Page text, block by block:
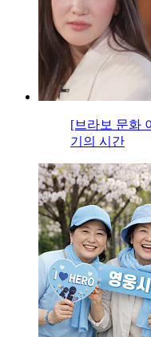
[브라보 문화
기의 시간